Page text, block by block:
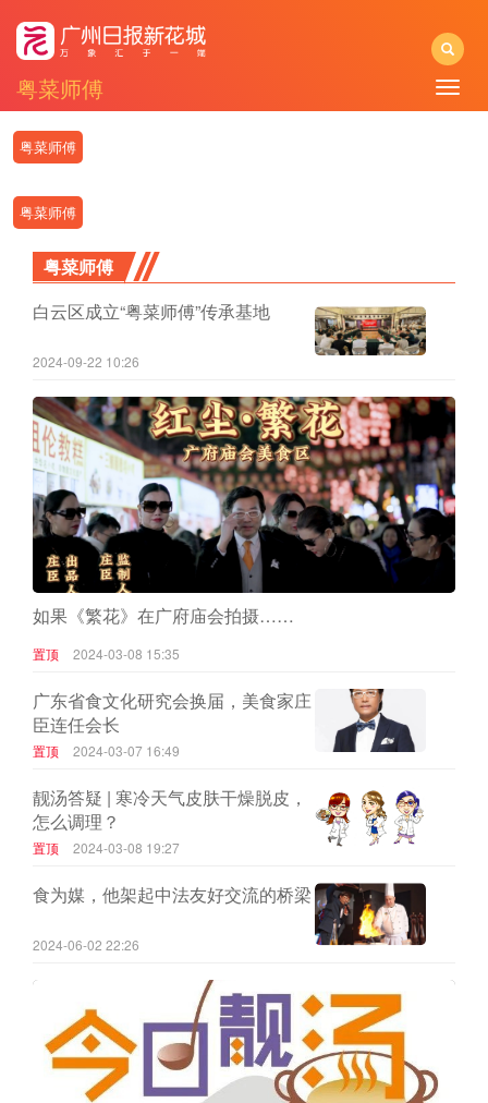
粤菜师傅
Toggle
粤菜师傅
粤菜师傅
粤菜师傅
白云区成立“粤菜师傅”传承基地
2024-09-22 10:26
如果《繁花》在广府庙会拍摄……
置顶 2024-03-08 15:35
广东省食文化研究会换届，美食家庄
臣连任会长
置顶 2024-03-07 16:49
靓汤答疑 | 寒冷天气皮肤干燥脱皮，
怎么调理？
置顶 2024-03-08 19:27
食为媒，他架起中法友好交流的桥梁
2024-06-02 22:26